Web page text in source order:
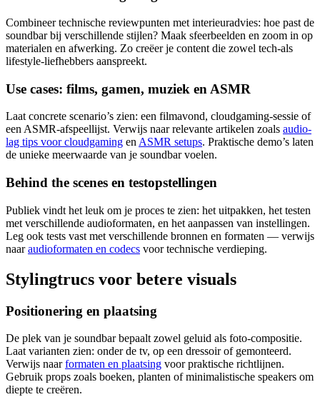
Combineer technische reviewpunten met interieuradvies: hoe past de
soundbar bij verschillende stijlen? Maak sfeerbeelden en zoom in op
materialen en afwerking. Zo creëer je content die zowel tech‑als
lifestyle‑liefhebbers aanspreekt.
Use cases: films, gamen, muziek en ASMR
Laat concrete scenario’s zien: een filmavond, cloudgaming‑sessie of
een ASMR‑afspeellijst. Verwijs naar relevante artikelen zoals audio-
lag tips voor cloudgaming enASMR setups. Praktische demo’s laten
de unieke meerwaarde van je soundbar voelen.
Behind the scenes en testopstellingen
Publiek vindt het leuk om je proces te zien: het uitpakken, het testen
met verschillende audioformaten, en het aanpassen van instellingen.
Leg ook tests vast met verschillende bronnen en formaten — verwijs
naaraudioformaten en codecs voor technische verdieping.
Stylingtrucs voor betere visuals
Positionering en plaatsing
De plek van je soundbar bepaalt zowel geluid als foto‑compositie.
Laat varianten zien: onder de tv, op een dressoir of gemonteerd.
Verwijs naarformaten en plaatsing voor praktische richtlijnen.
Gebruik props zoals boeken, planten of minimalistische speakers om
diepte te creëren.